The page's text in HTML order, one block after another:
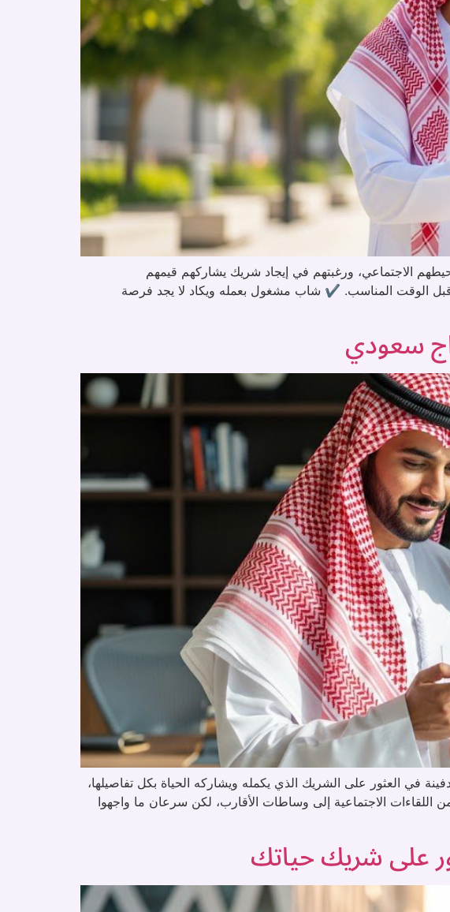
الاجتماعي، ورغبتهم في إيجاد شريك يشاركهم قيمهم
من عائلتها للارتباط قبل الوقت المناسب. ✔️ شاب مشغول بعمله ويكاد لا يجد فرصة
سعودي
في العثور على الشريك الذي يكمله ويشاركه الحياة بكل تفاصيلها،
اللقاءات الاجتماعية إلى وساطات الأقارب، لكن سرعان ما واجهوا
على شريك حياتك